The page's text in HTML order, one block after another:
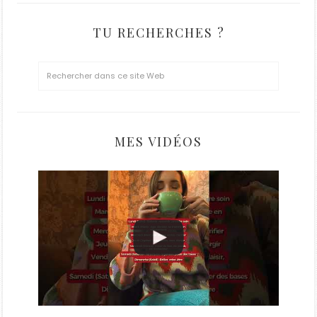
TU RECHERCHES ?
MES VIDÉOS